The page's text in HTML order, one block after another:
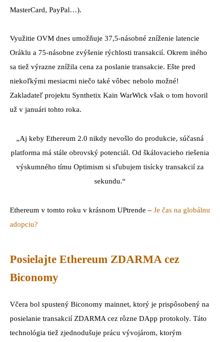
MasterCard, PayPal…).
Využitie OVM dnes umožňuje 37,5-násobné zníženie latencie
Oráklu a 75-násobne zvýšenie rýchlosti transakcií. Okrem iného
sa tiež výrazne znížila cena za poslanie transakcie. Ešte pred
niekoľkými mesiacmi niečo také vôbec nebolo možné!
Zakladateľ projektu Synthetix Kain WarWick však o tom hovoril
už v januári tohto roka.
„Aj keby Ethereum 2.0 nikdy nevošlo do produkcie, súčasná
platforma má stále obrovský potenciál. Od škálovacieho riešenia
výskumného tímu Optimism si sľubujem tisícky transakcií za
sekundu.“
Ethereum v tomto roku v krásnom UPtrende – Je čas na globálnu
adopciu?
Posielajte Ethereum ZDARMA cez
Biconomy
Včera bol spustený Biconomy mainnet, ktorý je prispôsobený na
posielanie transakcií ZDARMA cez rôzne DApp protokoly. Táto
technológia tiež zjednodušuje prácu vývojárom, ktorým